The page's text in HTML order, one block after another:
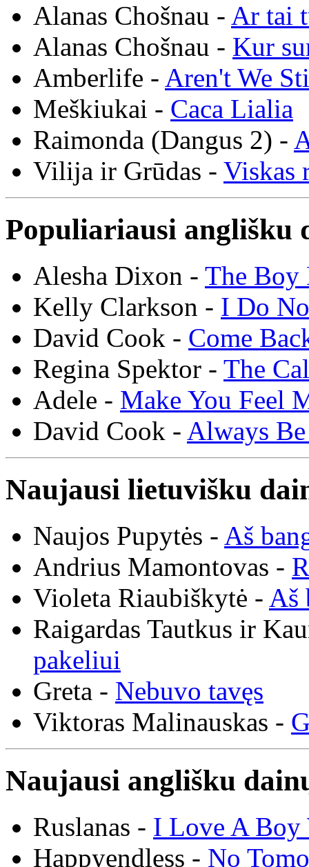
Alanas Chošnau - Ar tai
Alanas Chošnau - Kur
Amberlife - Aren't We
Meškiukai - Caca Lialia
Raimonda (Dangus 2) -
Vilija ir Grūdas - Viskas
Populiariausi anglišku
Alesha Dixon - The Boy
Kelly Clarkson - I Do
David Cook - Come
Regina Spektor - The
Adele - Make You Feel
David Cook - Always
Naujausi lietuvišku
Naujos Pupytės - Aš
Andrius Mamontovas -
Violeta Riaubiškytė - Aš
Raigardas Tautkus ir
pakeliui
Greta - Nebuvo tavęs
Viktoras Malinauskas -
Naujausi anglišku
Ruslanas - I Love A Boy
Happyendless - No